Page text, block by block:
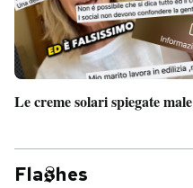
Le creme solari spiegate male
Fla hes